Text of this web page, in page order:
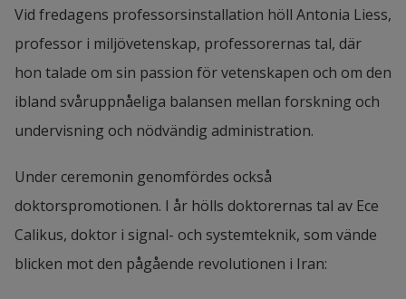
kommersialisering”. Föreläsningen hade formen av
ett samtal med Jonas Gabrielsson, professor i
företagsekonomi, och bjöd på minnen och insikter
från Lennart Andréns, först anställning vid, och
därefter långa samarbete med Högskolan i
Årets installationsföreläsningar leddes av Åsa
Andersson, professor i biomedicin och ordförande
i Högskolans rekryteringskommitté. I sitt
Vid fredagens professorsinstallation höll Antonia Liess,
professor i miljövetenskap, professorernas tal, där
hon talade om sin passion för vetenskapen och om den
ibland svåruppnåeliga balansen mellan forskning och
undervisning och nödvändig administration.
Under ceremonin genomfördes också
doktorspromotionen. I år hölls doktorernas tal av Ece
Calikus, doktor i signal- och systemteknik, som vände
blicken mot den pågående revolutionen i Iran: